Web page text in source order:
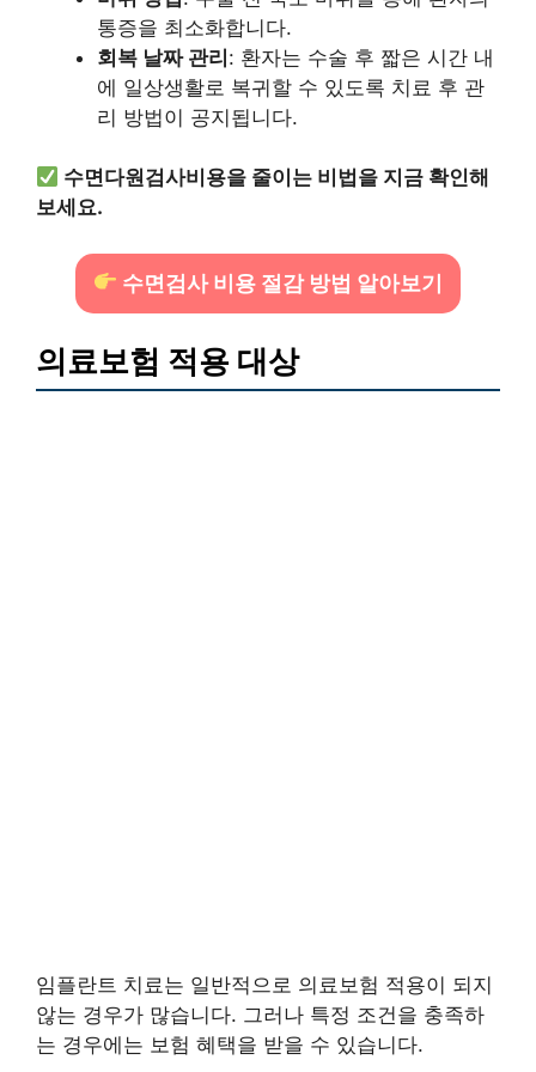
통증을 최소화합니다.
회복 날짜 관리: 환자는 수술 후 짧은 시간 내
에 일상생활로 복귀할 수 있도록 치료 후 관
리 방법이 공지됩니다.
수면다원검사비용을 줄이는 비법을 지금 확인해
보세요.
수면검사 비용 절감 방법 알아보기
의료보험 적용 대상
임플란트 치료는 일반적으로 의료보험 적용이 되지
않는 경우가 많습니다. 그러나 특정 조건을 충족하
는 경우에는 보험 혜택을 받을 수 있습니다.